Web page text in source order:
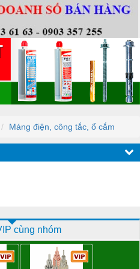
Máng điện, công tắc, ổ cắm
cùng nhóm